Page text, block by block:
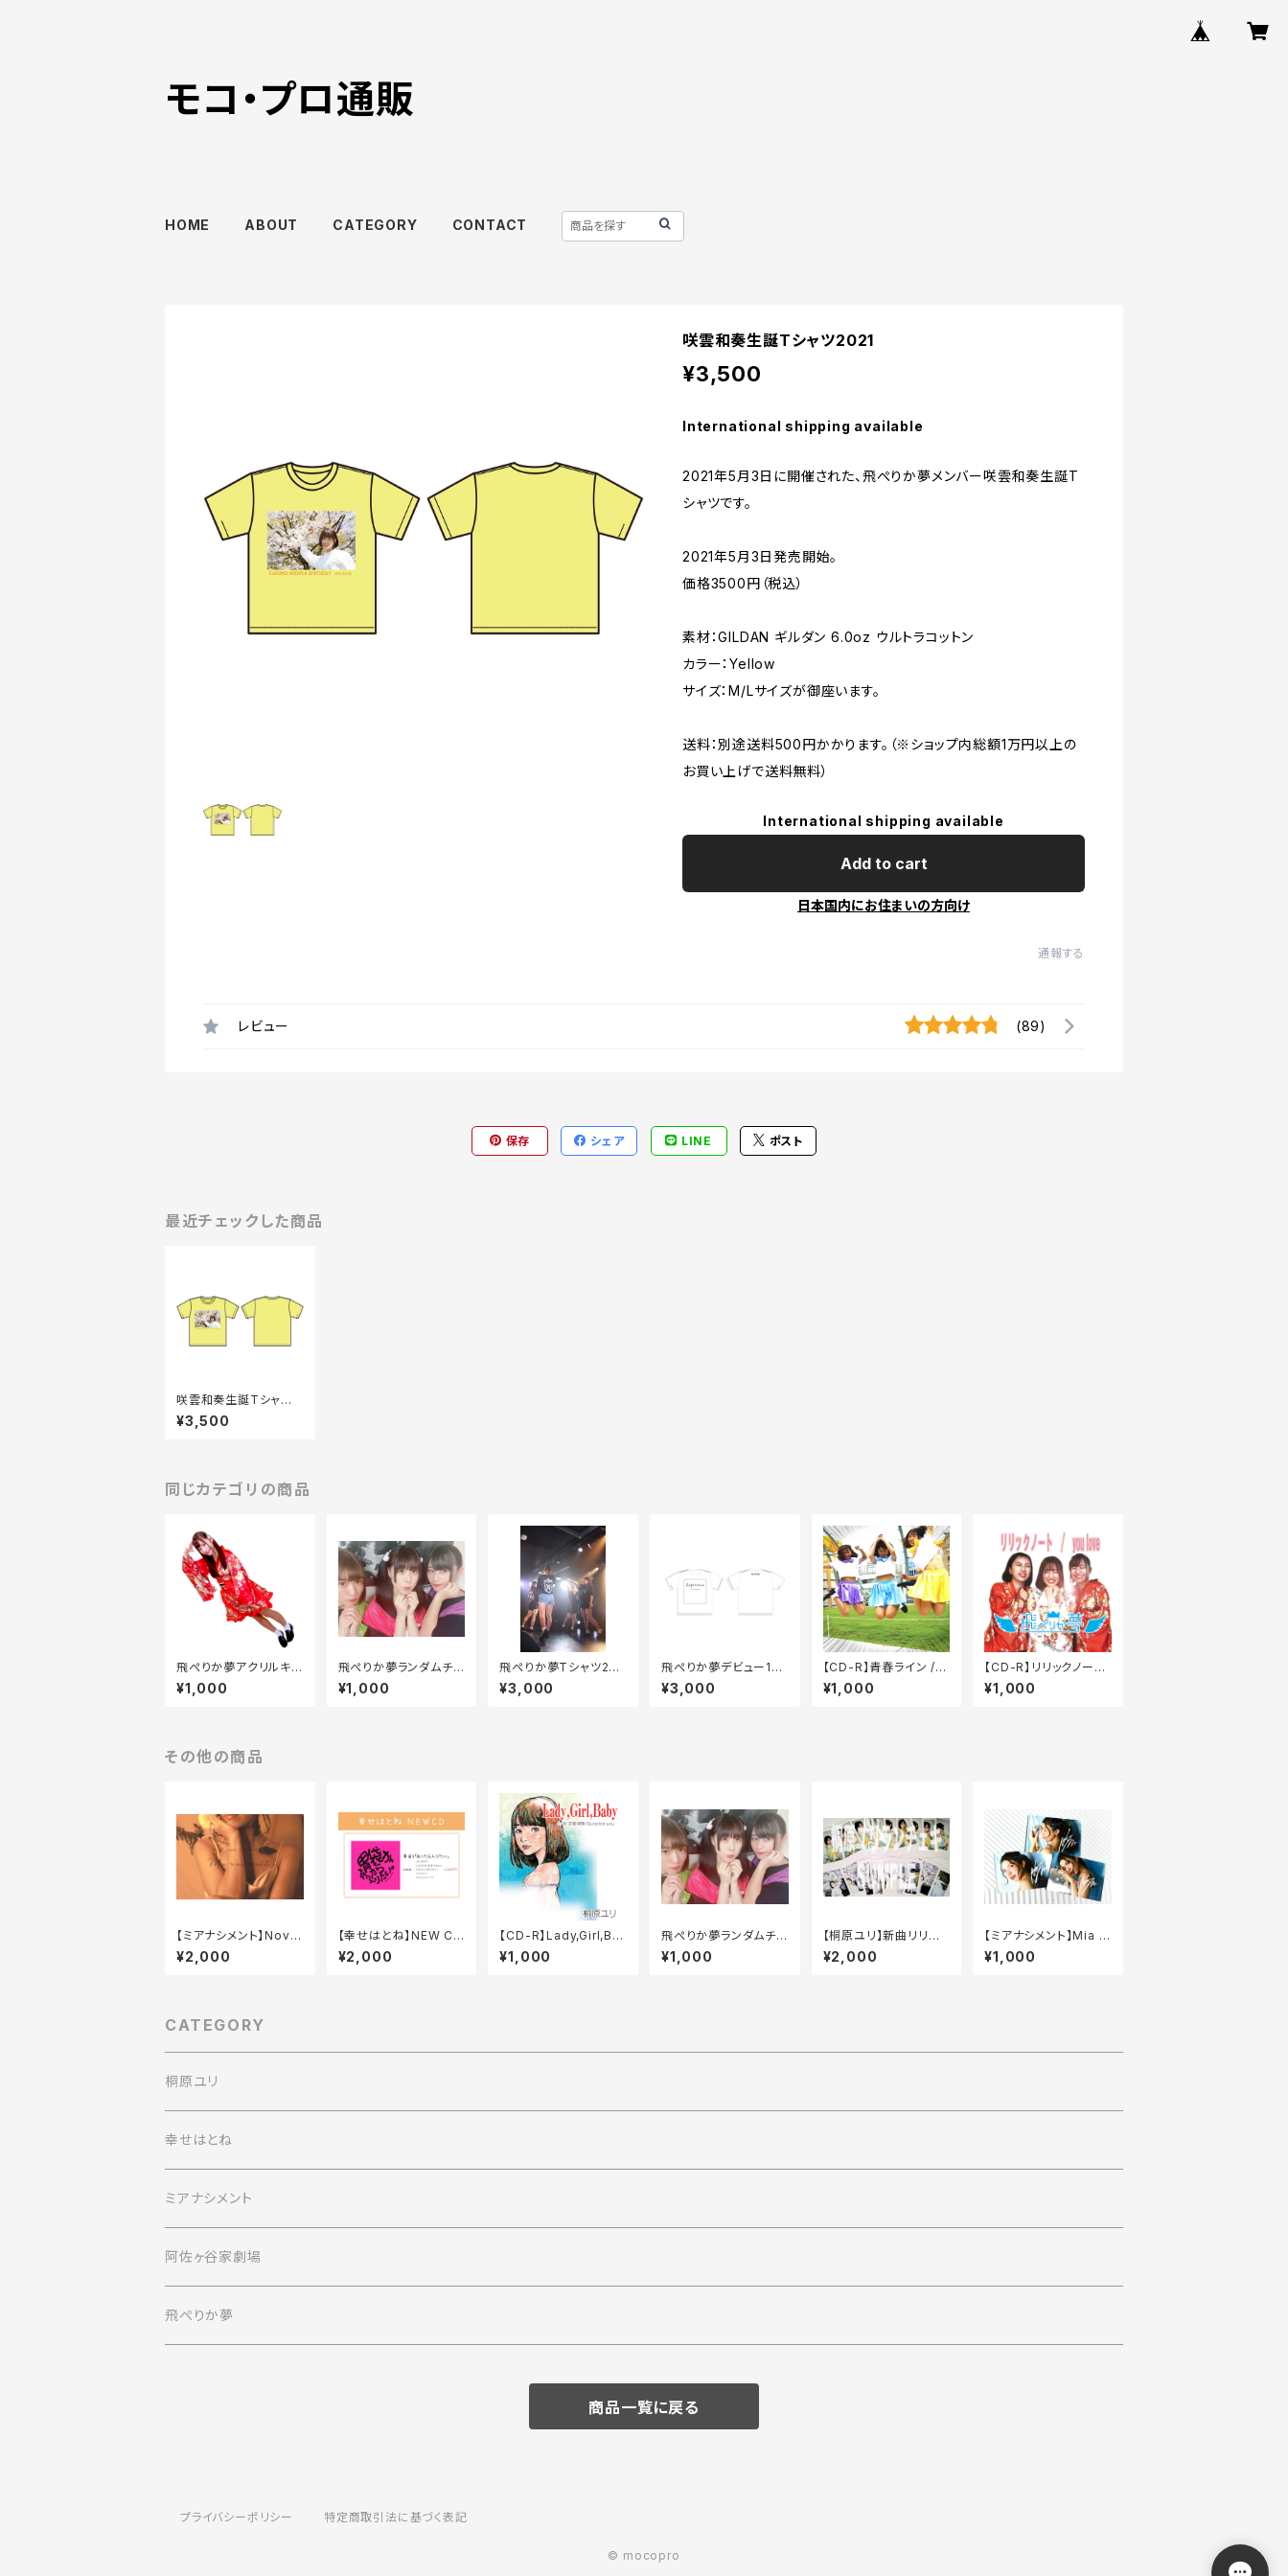
モコ・プロ通販
HOME ABOUT CATEGORY CONTACT
咲雲和奏生誕Tシャツ2021
¥3,500
International shipping available
2021年5月3日に開催された、飛ぺりか夢メンバー咲雲和奏生誕T
シャツです。
2021年5月3日発売開始。
価格3500円（税込）
素材：GILDAN ギルダン 6.0oz ウルトラコットン
カラー：Yellow
サイズ：M/Lサイズが御座います。
送料：別途送料500円かかります。（※ショップ内総額1万円以上の
お買い上げで送料無料）
International shipping available
Add to cart
日本国内にお住まいの方向け
通報する
レビュー (89)
保存 シェア LINE ポスト
最近チェックした商品
咲雲和奏生誕Tシャツ2
021
¥3,500
同じカテゴリの商品
飛ぺりか夢アクリルキ
ーホルダー2020
¥1,000
飛ぺりか夢ランダムチェ
キ2枚セット
¥1,000
飛ぺりか夢Tシャツ202
0
¥3,000
飛ぺりか夢デビュー1周
年Tシャツ
¥3,000
【CD-R】青春ライン /
君だけの白昼夢（シング
ル）
¥1,000
【CD-R】リリックノート
/ you love（シングル）
¥1,000
その他の商品
【ミアナシメント】Novo
começo / EP
¥2,000
【幸せはとね】NEW CD
「胃袋があったら入りた
い。」
¥2,000
【CD-R】Lady,Girl,Ba
by（シングル）
¥1,000
飛ぺりか夢ランダムチェ
キ2枚セット
¥1,000
【桐原ユリ】新曲リリー
ス記念ランチェキ【数量
限定】
¥2,000
【ミアナシメント】Mia m
usica限定フォトカード
（3枚セット）
¥1,000
CATEGORY
桐原ユリ
幸せはとね
ミアナシメント
阿佐ヶ谷家劇場
飛ぺりか夢
商品一覧に戻る
プライバシーポリシー 特定商取引法に基づく表記
© mocopro